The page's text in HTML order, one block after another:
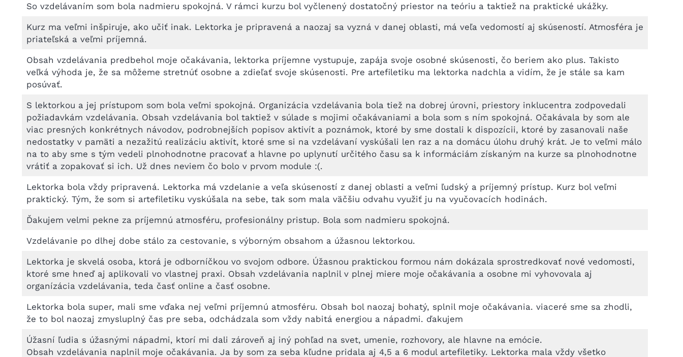
So vzdelávaním som bola nadmieru spokojná. V rámci kurzu bol vyčlenený dostatočný priestor na teóriu a taktiež na praktické ukážky.
Kurz ma veľmi inšpiruje, ako učiť inak. Lektorka je pripravená a naozaj sa vyzná v danej oblasti, má veľa vedomostí aj skúseností. Atmosféra je
priateľská a veľmi príjemná.
Obsah vzdelávania predbehol moje očakávania, lektorka príjemne vystupuje, zapája svoje osobné skúsenosti, čo beriem ako plus. Takisto
veľká výhoda je, že sa môžeme stretnúť osobne a zdieľať svoje skúsenosti. Pre artefiletiku ma lektorka nadchla a vidím, že je stále sa kam
posúvať.
S lektorkou a jej prístupom som bola veľmi spokojná. Organizácia vzdelávania bola tiež na dobrej úrovni, priestory inklucentra zodpovedali
požiadavkám vzdelávania. Obsah vzdelávania bol taktiež v súlade s mojimi očakávaniami a bola som s ním spokojná. Očakávala by som ale
viac presných konkrétnych návodov, podrobnejších popisov aktivít a poznámok, ktoré by sme dostali k dispozícii, ktoré by zasanovali naše
nedostatky v pamäti a nezažitú realizáciu aktivít, ktoré sme si na vzdelávaní vyskúšali len raz a na domácu úlohu druhý krát. Je to veľmi málo
na to aby sme s tým vedeli plnohodnotne pracovať a hlavne po uplynutí určitého času sa k informáciám získaným na kurze sa plnohodnotne
vrátiť a zopakovať si ich. Už dnes neviem čo bolo v prvom module :(.
Lektorka bola vždy pripravená. Lektorka má vzdelanie a veľa skúseností z danej oblasti a veľmi ľudský a príjemný prístup. Kurz bol veľmi
praktický. Tým, že som si artefiletiku vyskúšala na sebe, tak som mala väčšiu odvahu využiť ju na vyučovacích hodinách.
Ďakujem velmi pekne za príjemnú atmosféru, profesionálny pristup. Bola som nadmieru spokojná.
Vzdelávanie po dlhej dobe stálo za cestovanie, s výborným obsahom a úžasnou lektorkou.
Lektorka je skvelá osoba, ktorá je odborníčkou vo svojom odbore. Úžasnou praktickou formou nám dokázala sprostredkovať nové vedomosti,
ktoré sme hneď aj aplikovali vo vlastnej praxi. Obsah vzdelávania naplnil v plnej miere moje očakávania a osobne mi vyhovovala aj
organízácia vzdelávania, teda časť online a časť osobne.
Lektorka bola super, mali sme vďaka nej veľmi príjemnú atmosféru. Obsah bol naozaj bohatý, splnil moje očakávania. viaceré sme sa zhodli,
že to bol naozaj zmysluplný čas pre seba, odchádzala som vždy nabitá energiou a nápadmi. ďakujem
Úžasní ľudia s úžasnými nápadmi, ktorí mi dali zároveň aj iný pohľad na svet, umenie, rozhovory, ale hlavne na emócie.
Obsah vzdelávania naplnil moje očakávania. Ja by som za seba kľudne pridala aj 4,5 a 6 modul artefiletiky. Lektorka mala vždy všetko